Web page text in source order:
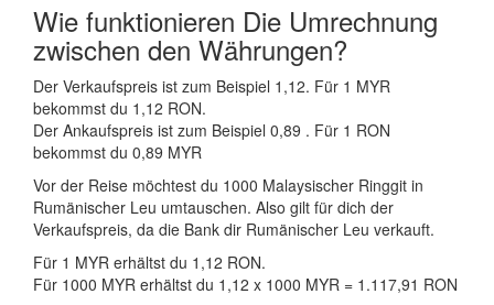
Wie funktionieren Die Umrechnung
zwischen den Währungen?
Der Verkaufspreis ist zum Beispiel 1,12. Für 1 MYR
bekommst du 1,12 RON.
Der Ankaufspreis ist zum Beispiel 0,89 . Für 1 RON
bekommst du 0,89 MYR
Vor der Reise möchtest du 1000 Malaysischer Ringgit in
Rumänischer Leu umtauschen. Also gilt für dich der
Verkaufspreis, da die Bank dir Rumänischer Leu verkauft.
Für 1 MYR erhältst du 1,12 RON.
Für 1000 MYR erhältst du 1,12 x 1000 MYR = 1.117,91 RON